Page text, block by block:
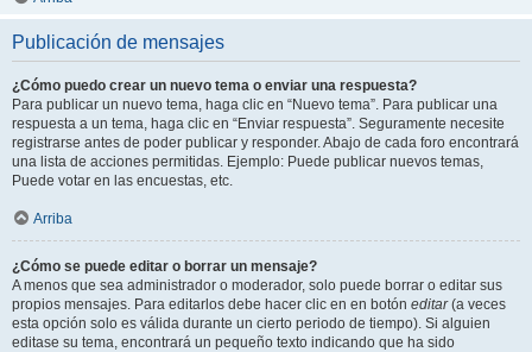
Publicación de mensajes
¿Cómo puedo crear un nuevo tema o enviar una respuesta?
Para publicar un nuevo tema, haga clic en “Nuevo tema”. Para publicar una
respuesta a un tema, haga clic en “Enviar respuesta”. Seguramente necesite
registrarse antes de poder publicar y responder. Abajo de cada foro encontrará
una lista de acciones permitidas. Ejemplo: Puede publicar nuevos temas,
Puede votar en las encuestas, etc.
Arriba
¿Cómo se puede editar o borrar un mensaje?
A menos que sea administrador o moderador, solo puede borrar o editar sus
propios mensajes. Para editarlos debe hacer clic en en botón editar(a veces
esta opción solo es válida durante un cierto periodo de tiempo). Si alguien
editase su tema, encontrará un pequeño texto indicando que ha sido